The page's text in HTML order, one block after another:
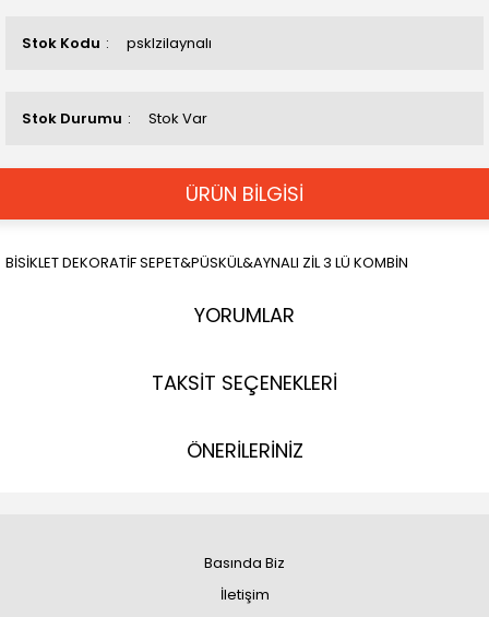
Stok Kodu psklzilaynalı
Stok Durumu Stok Var
ÜRÜN BİLGİSİ
BİSİKLET DEKORATİF SEPET&PÜSKÜL&AYNALI ZİL 3 LÜ KOMBİN
YORUMLAR
TAKSİT SEÇENEKLERİ
ÖNERİLERİNİZ
Basında Biz
İletişim